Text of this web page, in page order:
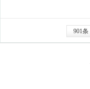
901条